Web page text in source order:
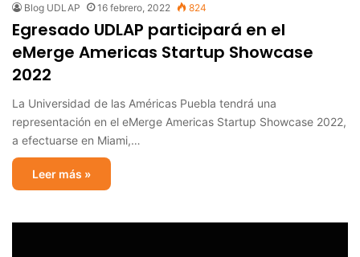
Blog UDLAP 16 febrero, 2022 824
Egresado UDLAP participará en el
eMerge Americas Startup Showcase
2022
La Universidad de las Américas Puebla tendrá una
representación en el eMerge Americas Startup Showcase 2022,
a efectuarse en Miami,…
Leer más »